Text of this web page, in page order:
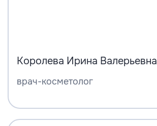
Королева Ирина Валерьевна
врач-косметолог